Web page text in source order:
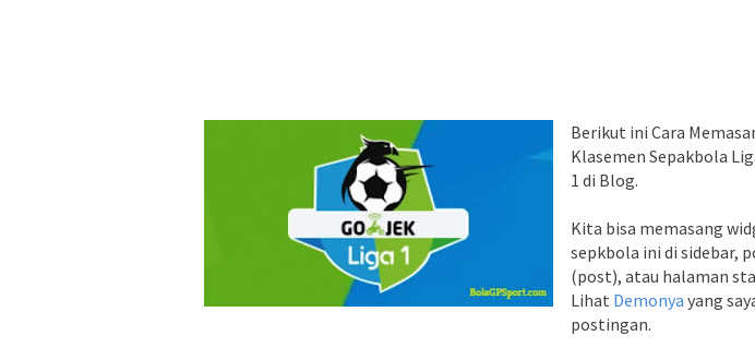
Berikut ini Cara
Klasemen Sepakbola
1 di Blog.
Kita bisa memasang
sepkbola ini di sidebar,
(post), atau halaman
Lihat Demonya yang
postingan.